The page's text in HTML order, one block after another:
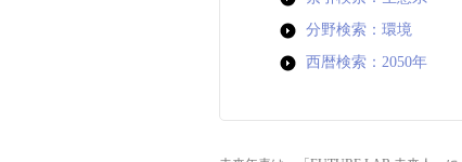
分野検索：環境
西暦検索：2050年